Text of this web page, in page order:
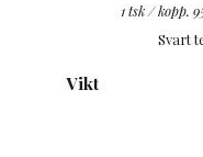
1 tsk / kopp.
Svart
Vikt